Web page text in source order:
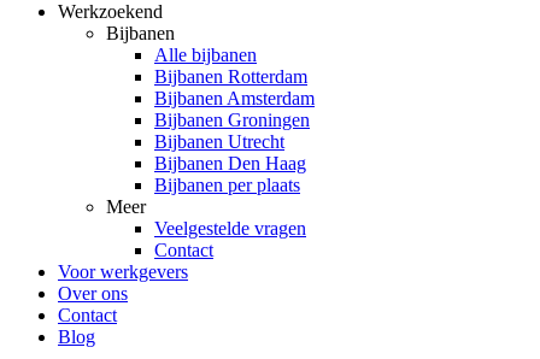
Werkzoekend
Bijbanen
Alle bijbanen
Bijbanen Rotterdam
Bijbanen Amsterdam
Bijbanen Groningen
Bijbanen Utrecht
Bijbanen Den Haag
Bijbanen per plaats
Meer
Veelgestelde vragen
Contact
Voor werkgevers
Over ons
Contact
Blog